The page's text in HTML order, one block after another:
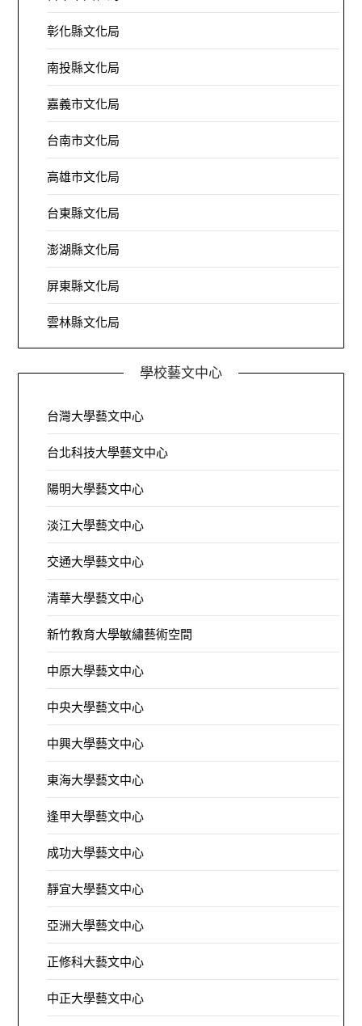
彰化縣文化局
南投縣文化局
嘉義市文化局
台南市文化局
高雄市文化局
台東縣文化局
澎湖縣文化局
屏東縣文化局
雲林縣文化局
學校藝文中心
台灣大學藝文中心
台北科技大學藝文中心
陽明大學藝文中心
淡江大學藝文中心
交通大學藝文中心
清華大學藝文中心
新竹教育大學敏繡藝術空間
中原大學藝文中心
中央大學藝文中心
中興大學藝文中心
東海大學藝文中心
逢甲大學藝文中心
成功大學藝文中心
靜宜大學藝文中心
亞洲大學藝文中心
正修科大藝文中心
中正大學藝文中心